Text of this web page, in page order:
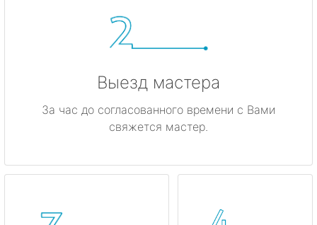
Выезд мастера
За час до согласованного времени с Вами
свяжется мастер.